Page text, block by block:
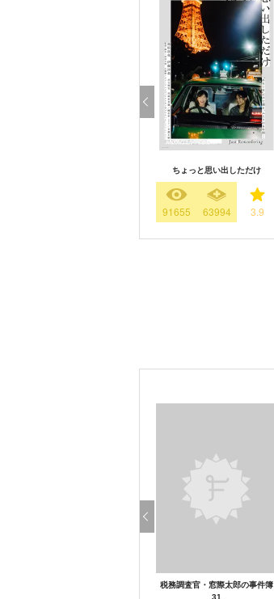
ちょっと思い出しただけ
91655 63994 3.9
税務調査官・窓際太郎の事件簿
31